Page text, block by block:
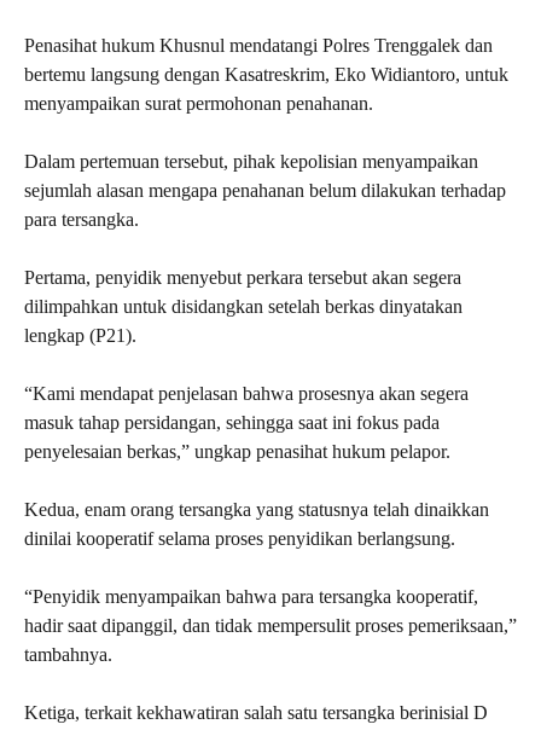
Penasihat hukum Khusnul mendatangi Polres Trenggalek dan
bertemu langsung dengan Kasatreskrim, Eko Widiantoro, untuk
menyampaikan surat permohonan penahanan.
Dalam pertemuan tersebut, pihak kepolisian menyampaikan
sejumlah alasan mengapa penahanan belum dilakukan terhadap
para tersangka.
Pertama, penyidik menyebut perkara tersebut akan segera
dilimpahkan untuk disidangkan setelah berkas dinyatakan
lengkap (P21).
“Kami mendapat penjelasan bahwa prosesnya akan segera
masuk tahap persidangan, sehingga saat ini fokus pada
penyelesaian berkas,” ungkap penasihat hukum pelapor.
Kedua, enam orang tersangka yang statusnya telah dinaikkan
dinilai kooperatif selama proses penyidikan berlangsung.
“Penyidik menyampaikan bahwa para tersangka kooperatif,
hadir saat dipanggil, dan tidak mempersulit proses pemeriksaan,”
tambahnya.
Ketiga, terkait kekhawatiran salah satu tersangka berinisial D